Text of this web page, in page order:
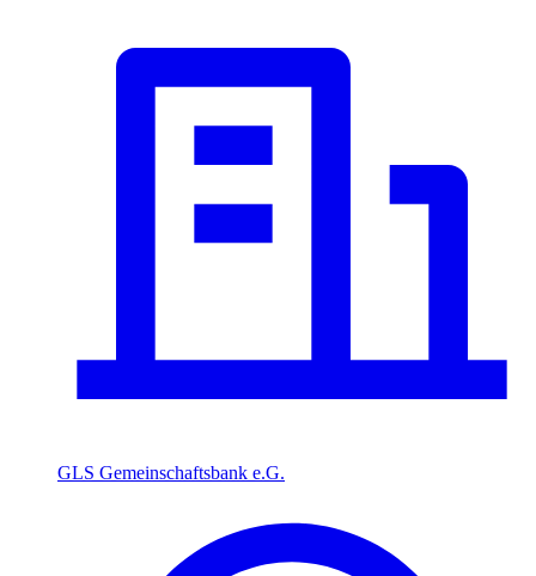
GLS Gemeinschaftsbank e.G.